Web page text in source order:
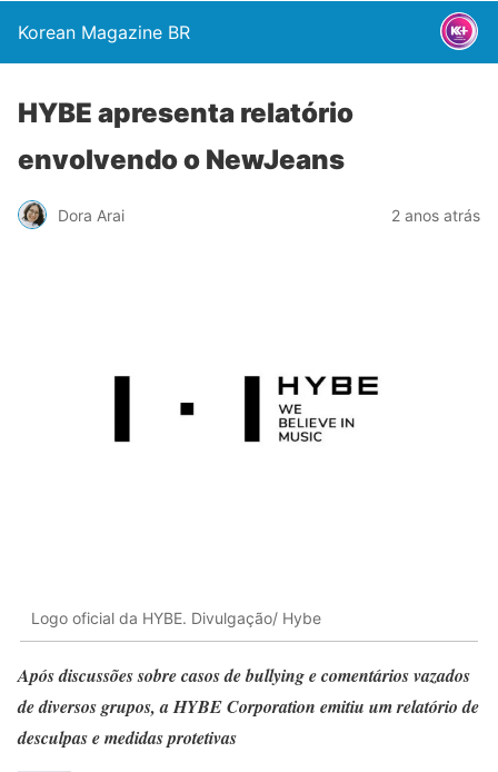
Korean Magazine BR
HYBE apresenta relatório
envolvendo o NewJeans
Dora Arai 2 anos atrás
Logo oficial da HYBE. Divulgação/ Hybe
Após discussões sobre casos de bullying e comentários vazados
de diversos grupos, a HYBE Corporation emitiu um relatório de
desculpas e medidasprotetivas